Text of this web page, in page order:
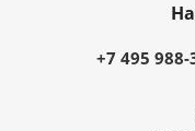
+7 495 988-